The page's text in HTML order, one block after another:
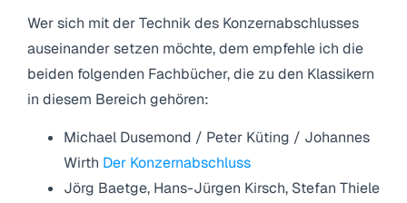
Wer sich mit der Technik des Konzernabschlusses
auseinander setzen möchte, dem empfehle ich die
beiden folgenden Fachbücher, die zu den Klassikern
in diesem Bereich gehören:
Michael Dusemond / Peter Küting / Johannes
Wirth Der Konzernabschluss
Jörg Baetge, Hans-Jürgen Kirsch, Stefan Thiele